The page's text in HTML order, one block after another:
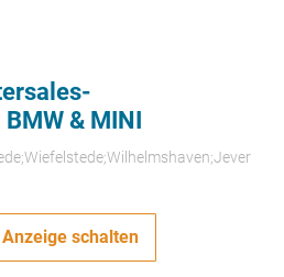
& MINI
Anzeige schalten